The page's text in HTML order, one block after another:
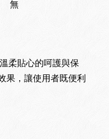
無
柔貼心的呵護與保
果，讓使用者既便利